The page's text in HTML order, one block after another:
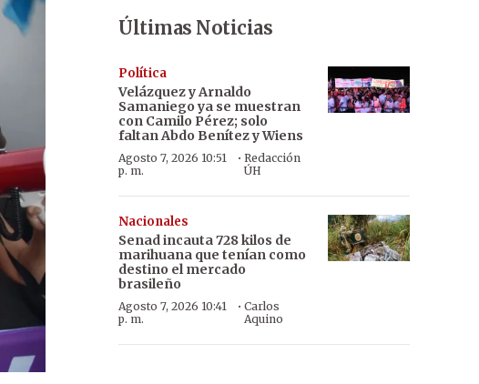
Últimas Noticias
Política
Velázquez y Arnaldo
Samaniego ya se muestran
con Camilo Pérez; solo
faltan Abdo Benítez y Wiens
Agosto 7, 2026 10:51
p. m.
·Redacción
ÚH
Nacionales
Senad incauta 728 kilos de
marihuana que tenían como
destino el mercado
brasileño
Agosto 7, 2026 10:41
p. m.
· Carlos
Aquino